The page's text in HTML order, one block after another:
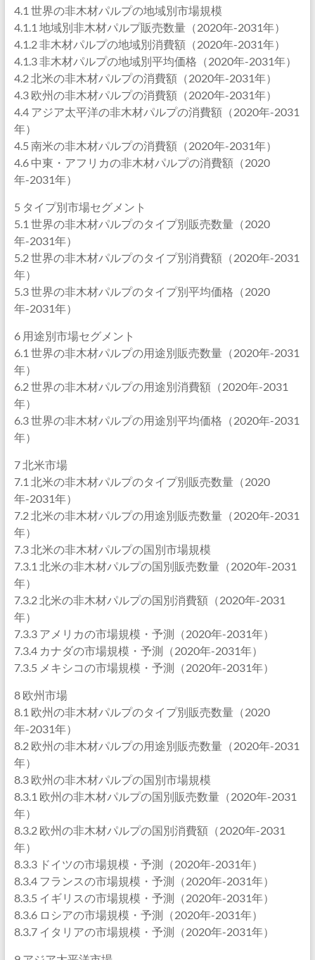
4.1 世界の非木材パルプの地域別市場規模
4.1.1 地域別非木材パルプ販売数量（2020年-2031年）
4.1.2 非木材パルプの地域別消費額（2020年-2031年）
4.1.3 非木材パルプの地域別平均価格（2020年-2031年）
4.2 北米の非木材パルプの消費額（2020年-2031年）
4.3 欧州の非木材パルプの消費額（2020年-2031年）
4.4 アジア太平洋の非木材パルプの消費額（2020年-2031
年）
4.5 南米の非木材パルプの消費額（2020年-2031年）
4.6 中東・アフリカの非木材パルプの消費額（2020
年-2031年）
5 タイプ別市場セグメント
5.1 世界の非木材パルプのタイプ別販売数量（2020
年-2031年）
5.2 世界の非木材パルプのタイプ別消費額（2020年-2031
年）
5.3 世界の非木材パルプのタイプ別平均価格（2020
年-2031年）
6 用途別市場セグメント
6.1 世界の非木材パルプの用途別販売数量（2020年-2031
年）
6.2 世界の非木材パルプの用途別消費額（2020年-2031
年）
6.3 世界の非木材パルプの用途別平均価格（2020年-2031
年）
7 北米市場
7.1 北米の非木材パルプのタイプ別販売数量（2020
年-2031年）
7.2 北米の非木材パルプの用途別販売数量（2020年-2031
年）
7.3 北米の非木材パルプの国別市場規模
7.3.1 北米の非木材パルプの国別販売数量（2020年-2031
年）
7.3.2 北米の非木材パルプの国別消費額（2020年-2031
年）
7.3.3 アメリカの市場規模・予測（2020年-2031年）
7.3.4 カナダの市場規模・予測（2020年-2031年）
7.3.5 メキシコの市場規模・予測（2020年-2031年）
8 欧州市場
8.1 欧州の非木材パルプのタイプ別販売数量（2020
年-2031年）
8.2 欧州の非木材パルプの用途別販売数量（2020年-2031
年）
8.3 欧州の非木材パルプの国別市場規模
8.3.1 欧州の非木材パルプの国別販売数量（2020年-2031
年）
8.3.2 欧州の非木材パルプの国別消費額（2020年-2031
年）
8.3.3 ドイツの市場規模・予測（2020年-2031年）
8.3.4 フランスの市場規模・予測（2020年-2031年）
8.3.5 イギリスの市場規模・予測（2020年-2031年）
8.3.6 ロシアの市場規模・予測（2020年-2031年）
8.3.7 イタリアの市場規模・予測（2020年-2031年）